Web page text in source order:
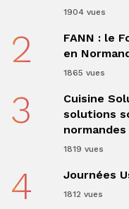
1904 vues
2
FANN : le
en
1865 vues
3
Cuisine
solutions
normandes
1819 vues
4 Journées
1812 vues